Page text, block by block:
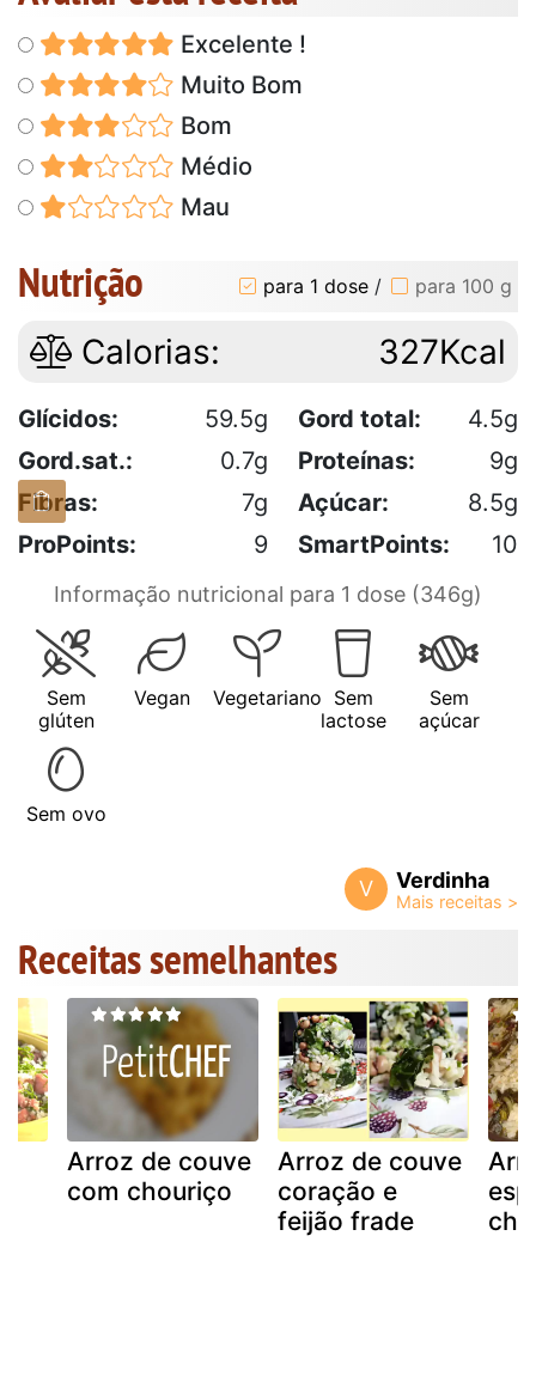
Excelente !
Muito Bom
Bom
Médio
Mau
Nutrição para 1 dose / para 100 g
Calorias: 327Kcal
Glícidos: 59.5g Gord total:
4.5g
Gord.sat.:
0.7g Proteínas:
9g
Fibras:
7g Açúcar:
8.5g
ProPoints:
9 SmartPoints: 10
Informação nutricional para 1 dose (346g)
Sem
glúten
Vegan Vegetariano Sem
lactose
Sem
açúcar
Sem ovo
V Verdinha
Receitas semelhantes
Arroz de couve
com chouriço
Arroz de couve
coração e
feijão frade